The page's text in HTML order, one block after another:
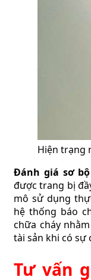
Hiện trạng
Đánh giá sơ
được trang bị
mô sử dụng
hệ thống báo
chữa cháy
tài sản khi có sự
Tư vấn